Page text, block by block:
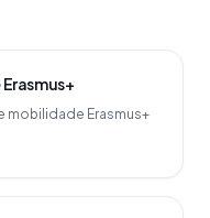
mobilidade Erasmus+